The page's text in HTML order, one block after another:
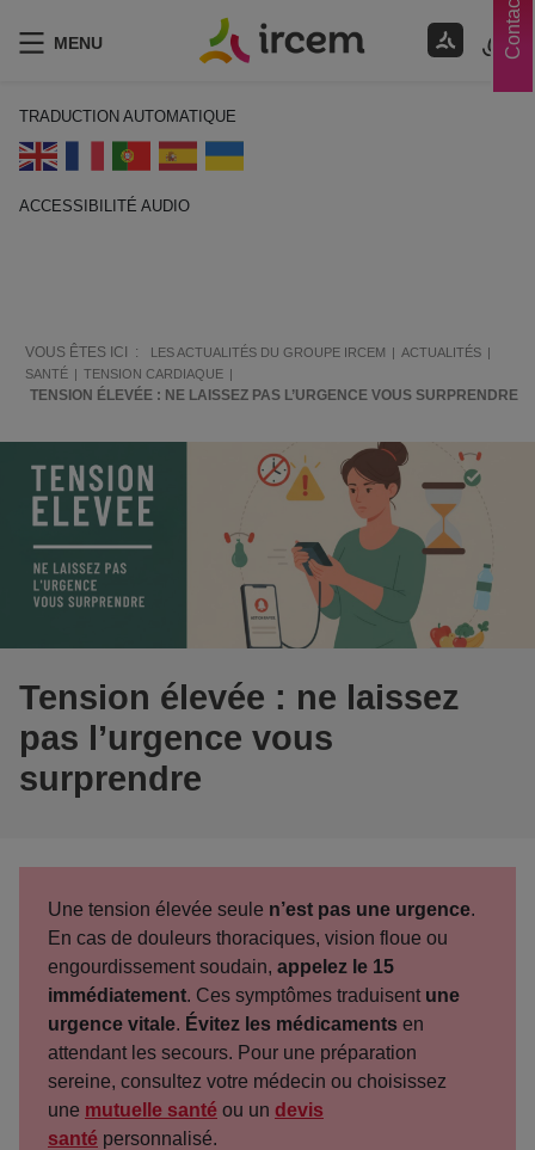
Contacts
MENU
TRADUCTION AUTOMATIQUE
ACCESSIBILITÉ AUDIO
VOUS ÊTES ICI : LES ACTUALITÉS DU GROUPE IRCEM
ACTUALITÉS
SANTÉ
TENSION CARDIAQUE
TENSION ÉLEVÉE : NE LAISSEZ PAS L’URGENCE VOUS SURPRENDRE
Tension élevée : ne laissez
pas l’urgence vous
surprendre
Une tension élevée seule n’est pas une urgence.
En cas de douleurs thoraciques, vision floue ou
engourdissement soudain, appelez le 15
immédiatement. Ces symptômes traduisent une
urgence vitale. Évitez les médicaments en
attendant les secours. Pour une préparation
sereine, consultez votre médecin ou choisissez
une mutuelle santé ou un devis
santé personnalisé.